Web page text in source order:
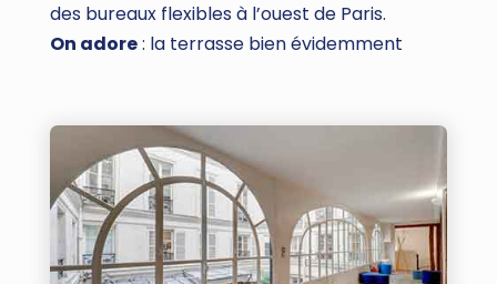
des bureaux flexibles à l’ouest de Paris.
On adore: la terrasse bien évidemment